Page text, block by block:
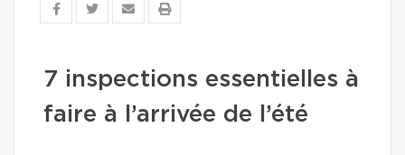
7 inspections essentielles à
faire à l’arrivée de l’été